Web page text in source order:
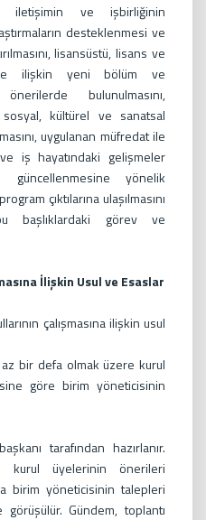
iletişimin ve işbirliğinin
desteklenmesi ve
lisansüstü, lisans ve
ilişkin yeni bölüm ve
bulunulmasını,
kültürel ve sanatsal
uygulanan müfredat ile
iş hayatındaki gelişmeler
güncellenmesine yönelik
çıktılarına ulaşılmasını
başlıklardaki görev ve
İlişkin Usul ve Esaslar
çalışmasına ilişkin usul
az bir defa olmak üzere kurul
göre birim yöneticisinin
tarafından hazırlanır.
kurul üyelerinin önerileri
birim yöneticisinin talepleri
Gündem, toplantı